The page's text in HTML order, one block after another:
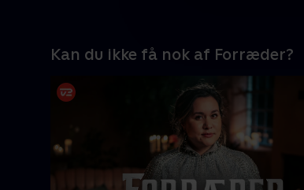
Kan du ikke få nok af Forræder?